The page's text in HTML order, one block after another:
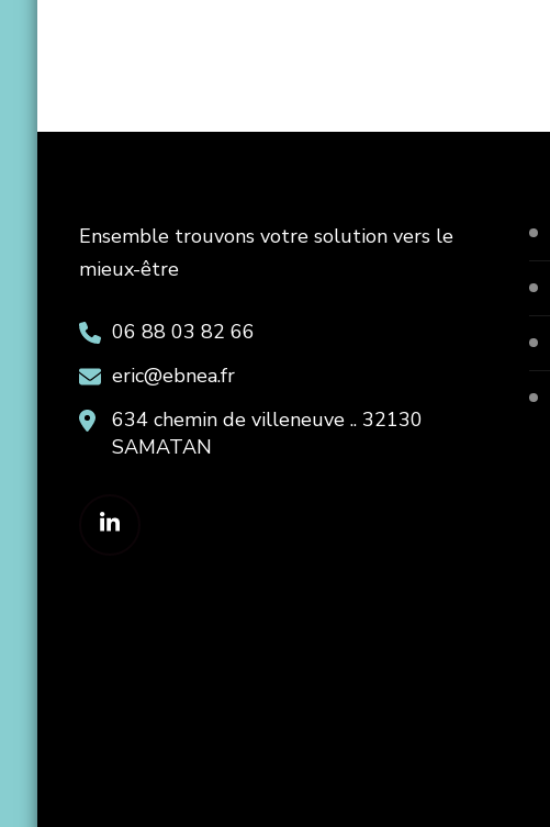
Ensemble trouvons votre solution vers le
mieux-être
06 88 03 82 66
eric@ebnea.fr
634 chemin de villeneuve .. 32130
SAMATAN